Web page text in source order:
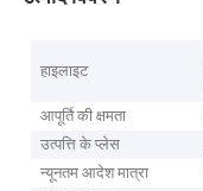
हाइलाइट
आपूर्ति की क्षमता
उत्पत्ति के प्लेस
न्यूनतम आदेश मात्रा